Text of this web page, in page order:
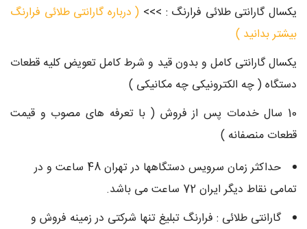
یکسال گارانتی طلائی فرارنگ : >>> ( درباره گارانتی طلائی فرارنگ
بیشتر بدانید )
یکسال گارانتی کامل و بدون قید و شرط کامل تعویض کلیه قطعات
دستگاه ( چه الکترونیکی چه مکانیکی )
10 سال خدمات پس از فروش ( با تعرفه های مصوب و قیمت
قطعات منصفانه )
حداکثر زمان سرويس دستگاهها در تهران 48 ساعت و در
تمامی نقاط دیگر ايران 72 ساعت می باشد.
گارانتی طلائی : فرارنگ تبلیغ تنها شرکتی در زمینه فروش و